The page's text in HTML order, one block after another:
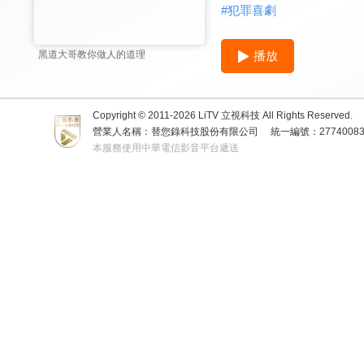
黑道大哥教你做人的道理
#犯罪喜劇
播放
Copyright © 2011-2026 LiTV 立視科技 All Rights Reserved.
營業人名稱：替您錄科技股份有限公司
統一編號：
本服務使用中華電信影音平台遞送